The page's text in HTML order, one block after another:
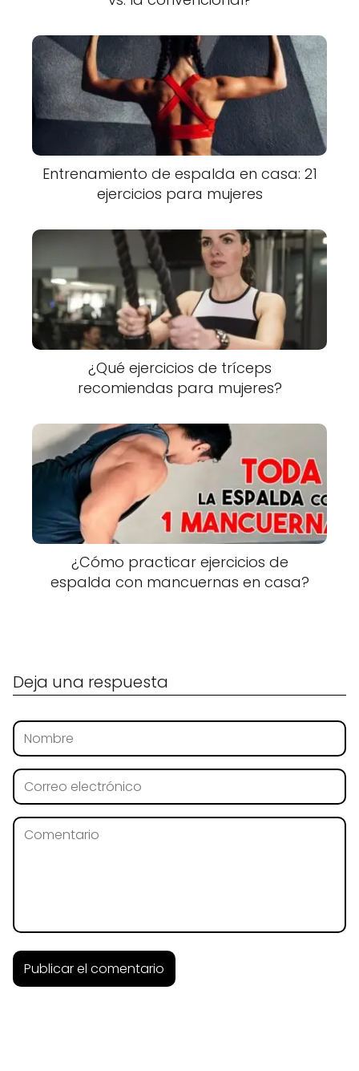
Entrenamiento de espalda en casa: 21
ejercicios para mujeres
¿Qué ejercicios de tríceps
recomiendas para mujeres?
¿Cómo practicar ejercicios de
espalda con mancuernas en casa?
Deja una respuesta